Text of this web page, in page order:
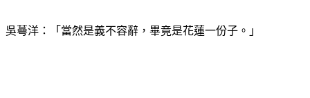
吳蕚洋：「當然是義不容辭，畢竟是花蓮一份子。」